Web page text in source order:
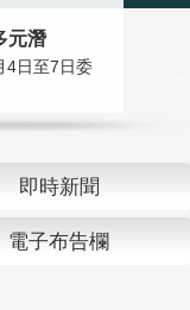
元潛
4日至7日委
即時新聞
電子布告欄